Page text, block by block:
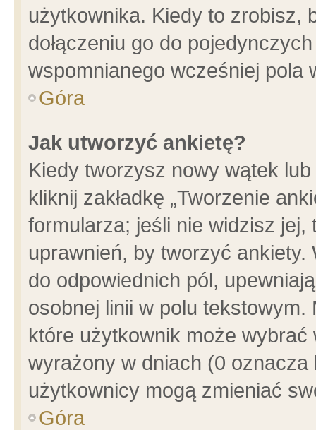
użytkownika. Kiedy to zrobisz,
dołączeniu go do
wspomnianego wcześniej pola
Góra
Jak utworzyć ankietę?
Kiedy tworzysz nowy wątek
kliknij zakładkę „Tworzenie
formularza; jeśli nie widzisz
uprawnień, by tworzyć ankiety.
do odpowiednich pól,
osobnej linii w polu
które użytkownik może
wyrażony w dniach (0
użytkownicy mogą zmieniać
Góra